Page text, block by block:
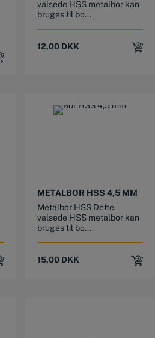
valsede HSS metalbor kan
bruges til bo...
12,00 DKK
METALBOR HSS 4,5 MM
Metalbor HSS Dette
valsede HSS metalbor kan
bruges til bo...
15,00 DKK